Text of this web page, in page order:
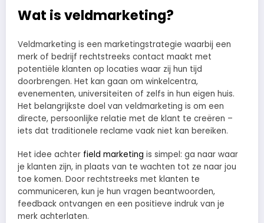
Wat is veldmarketing?
Veldmarketing is een marketingstrategie waarbij een
merk of bedrijf rechtstreeks contact maakt met
potentiële klanten op locaties waar zij hun tijd
doorbrengen. Het kan gaan om winkelcentra,
evenementen, universiteiten of zelfs in hun eigen huis.
Het belangrijkste doel van veldmarketing is om een
directe, persoonlijke relatie met de klant te creëren –
iets dat traditionele reclame vaak niet kan bereiken.
Het idee achter field marketing is simpel: ga naar waar
je klanten zijn, in plaats van te wachten tot ze naar jou
toe komen. Door rechtstreeks met klanten te
communiceren, kun je hun vragen beantwoorden,
feedback ontvangen en een positieve indruk van je
merk achterlaten.